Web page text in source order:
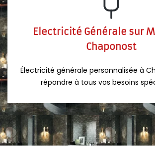
Electricité Générale sur
Chaponost
Électricité générale personnalisée à
répondre à tous vos besoins